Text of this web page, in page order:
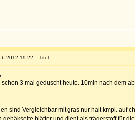
2012 19:22 Titel:
schon 3 mal geduscht heute. 10min nach dem
sind Vergleichbar mit gras nur halt kmpl. auf
gehäkselte blätter und dient als trägerstoff für